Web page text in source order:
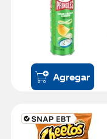
Agregar